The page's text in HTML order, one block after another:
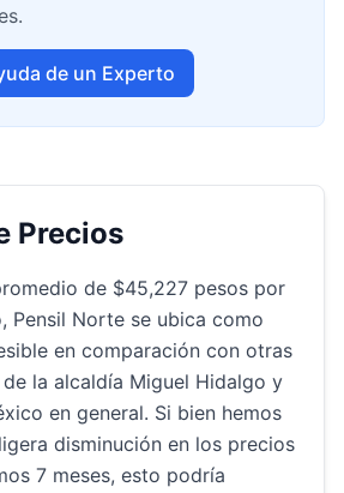
de un Experto
Precios
de $45,227 pesos por
Pensil Norte se ubica como
en comparación con otras
la alcaldía Miguel Hidalgo y
en general. Si bien hemos
disminución en los precios
7 meses, esto podría